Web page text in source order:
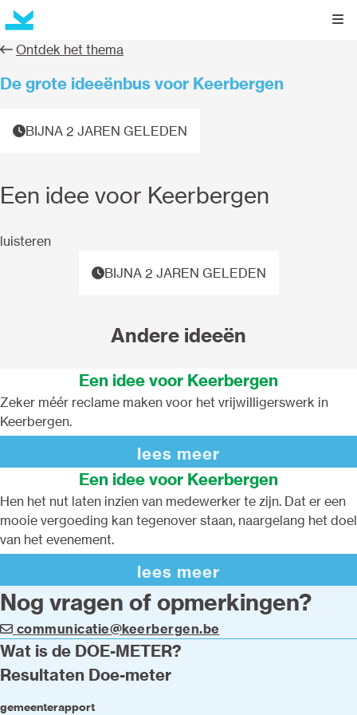
Ontdek het thema
De grote ideeënbus voor Keerbergen
BIJNA 2 JAREN GELEDEN
Een idee voor Keerbergen
luisteren
BIJNA 2 JAREN GELEDEN
Andere ideeën
Een idee voor Keerbergen
Zeker méér reclame maken voor het vrijwilligerswerk in
Keerbergen.
lees meer
Een idee voor Keerbergen
Hen het nut laten inzien van medewerker te zijn. Dat er een
mooie vergoeding kan tegenover staan, naargelang het doel
van het evenement.
lees meer
Nog vragen of opmerkingen?
communicatie@keerbergen.be
Wat is de DOE-METER?
Resultaten Doe-meter
gemeenterapport